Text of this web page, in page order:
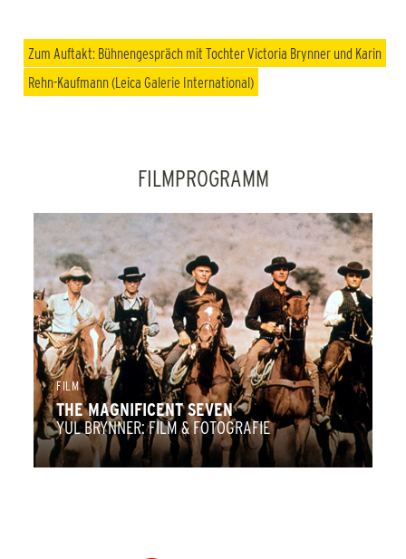
Zum Auftakt: Bühnengespräch mit Tochter Victoria Brynner und Karin
Rehn-Kaufmann (Leica Galerie International)
FILMPROGRAMM
FILM
THE MAGNIFICENT SEVEN
YUL BRYNNER: FILM & FOTOGRAFIE